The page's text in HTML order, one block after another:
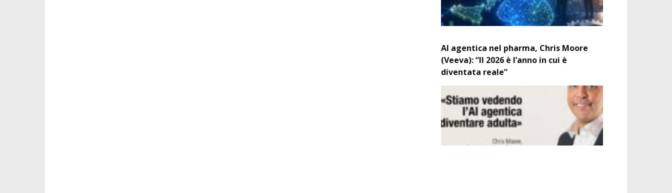
AI agentica nel pharma, Chris Moore
(Veeva): “Il 2026 è l’anno in cui è
diventata reale”